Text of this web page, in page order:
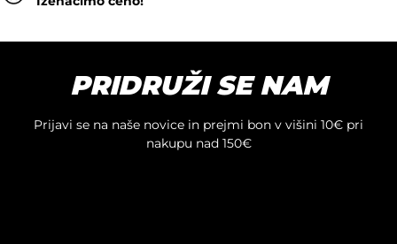
PRIDRUŽI SE NAM
Prijavi se na naše novice in prejmi bon v višini 10€ pri
nakupu nad 150€